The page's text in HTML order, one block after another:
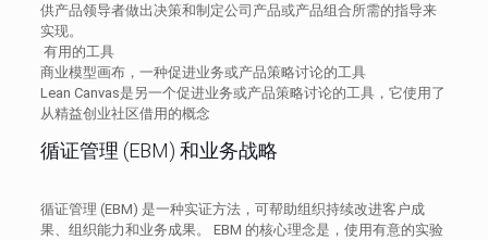
供产品领导者做出决策和制定公司产品或产品组合所需的指导来
实现。
有用的工具
商业模型画布，一种促进业务或产品策略讨论的工具
Lean Canvas是另一个促进业务或产品策略讨论的工具，它使用了
从精益创业社区借用的概念
循证管理 (EBM) 和业务战略
循证管理 (EBM) 是一种实证方法，可帮助组织持续改进客户成
果、组织能力和业务成果。 EBM 的核心理念是，使用有意的实验